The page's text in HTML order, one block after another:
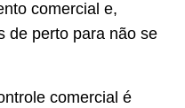
comercial e,
de perto para não se
comercial é